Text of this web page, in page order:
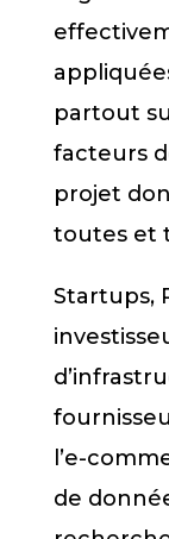
partout
facteurs
projet
toutes et
Startups,
l’e-
de